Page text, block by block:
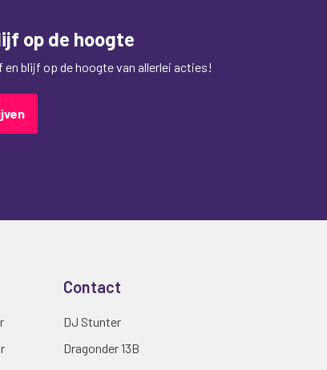
op de hoogte
en blijf op de hoogte van allerlei acties!
Contact
DJ Stunter
Dragonder 13B